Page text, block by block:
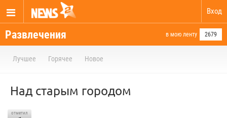
Вход
Развлечения в мою ленту 2679
Лучшее Горячее Новое
Над старым городом
отметил